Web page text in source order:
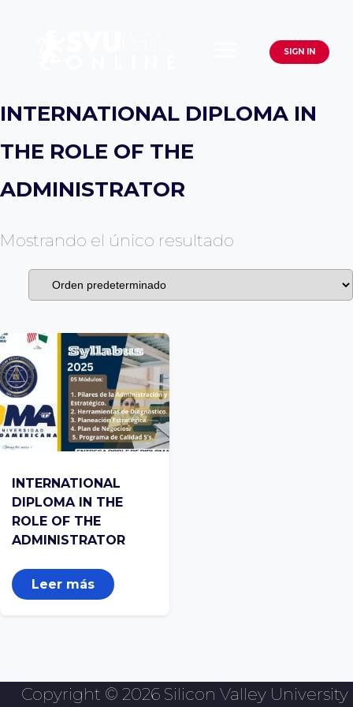
SIGN IN
INTERNATIONAL DIPLOMA IN
THE ROLE OF THE
ADMINISTRATOR
Mostrando el único resultado
INTERNATIONAL
DIPLOMA IN THE
ROLE OF THE
ADMINISTRATOR
Leer más
Copyright © 2026 Silicon Valley University